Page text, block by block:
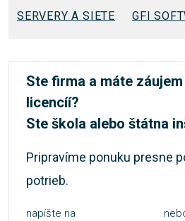
SERVERY A SIETE GFI
Ste firma a máte
licencíí?
Ste škola alebo štátna
Pripravíme ponuku presne
potrieb.
napíšte na